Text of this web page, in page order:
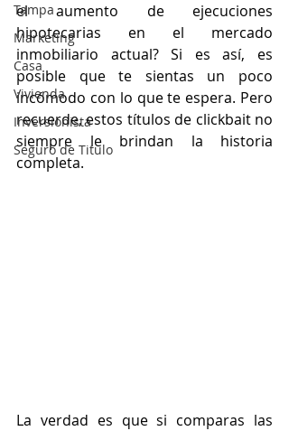
Tampa
Marketing
Casa
Vivienda
Inversionista
Seguro de Titulo
el aumento de ejecuciones
hipotecarias en el mercado
inmobiliario actual? Si es así, es
posible que te sientas un poco
incómodo con lo que te espera. Pero
recuerde, estos títulos de clickbait no
siempre le brindan la historia
completa.
La verdad es que si comparas las